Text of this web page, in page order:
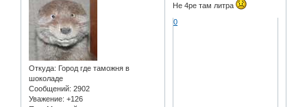
Откуда: Город где таможня в
шоколаде
Сообщений: 2902
Уважение: +126
Не 4ре там литра
0